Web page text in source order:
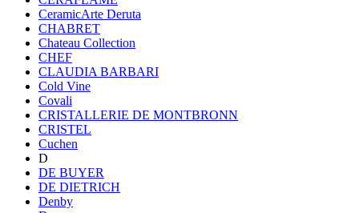
CeramicArte Deruta
CHABRET
Chateau Collection
CHEF
CLAUDIA BARBARI
Cold Vine
Covali
CRISTALLERIE DE MONTBRONN
CRISTEL
Cuchen
D
DE BUYER
DE DIETRICH
Denby